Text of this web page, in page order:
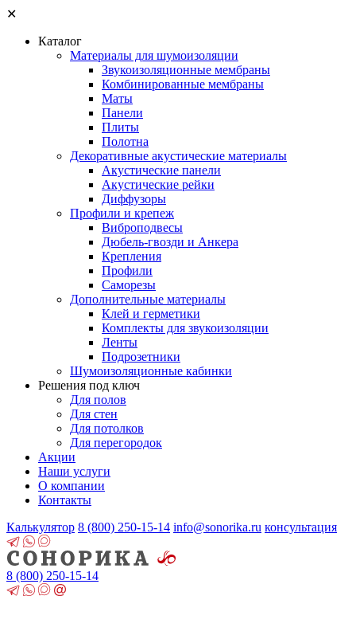
✕
Каталог
Материалы для шумоизоляции
Звукоизоляционные мембраны
Комбинированные мембраны
Маты
Панели
Плиты
Полотна
Декоративные акустические материалы
Акустические панели
Акустические рейки
Диффузоры
Профили и крепеж
Виброподвесы
Дюбель-гвозди и Анкера
Крепления
Профили
Саморезы
Дополнительные материалы
Клей и герметики
Комплекты для звукоизоляции
Ленты
Подрозетники
Шумоизоляционные кабинки
Решения под ключ
Для полов
Для стен
Для потолков
Для перегородок
Акции
Наши услуги
О компании
Контакты
Калькулятор 8 (800) 250-15-14 info@sonorika.ru консультация
8 (800) 250-15-14